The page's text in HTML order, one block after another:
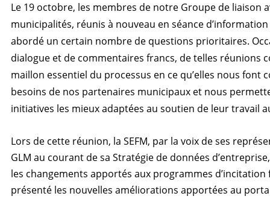
Le 19 octobre, les membres de notre Groupe de liaison
municipalités, réunis à nouveau en séance
abordé un certain nombre de questions prioritaires.
dialogue et de commentaires francs, de telles réunions
maillon essentiel du processus en ce qu’elles nous font
besoins de nos partenaires municipaux et nous
initiatives les mieux adaptées au soutien de leur travail
Lors de cette réunion, la SEFM, par la voix de ses
GLM au courant de sa Stratégie de données
les changements apportés aux programmes d’incitation
présenté les nouvelles améliorations apportées au